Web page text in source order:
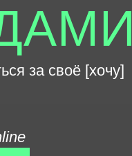
за своё [хочу]